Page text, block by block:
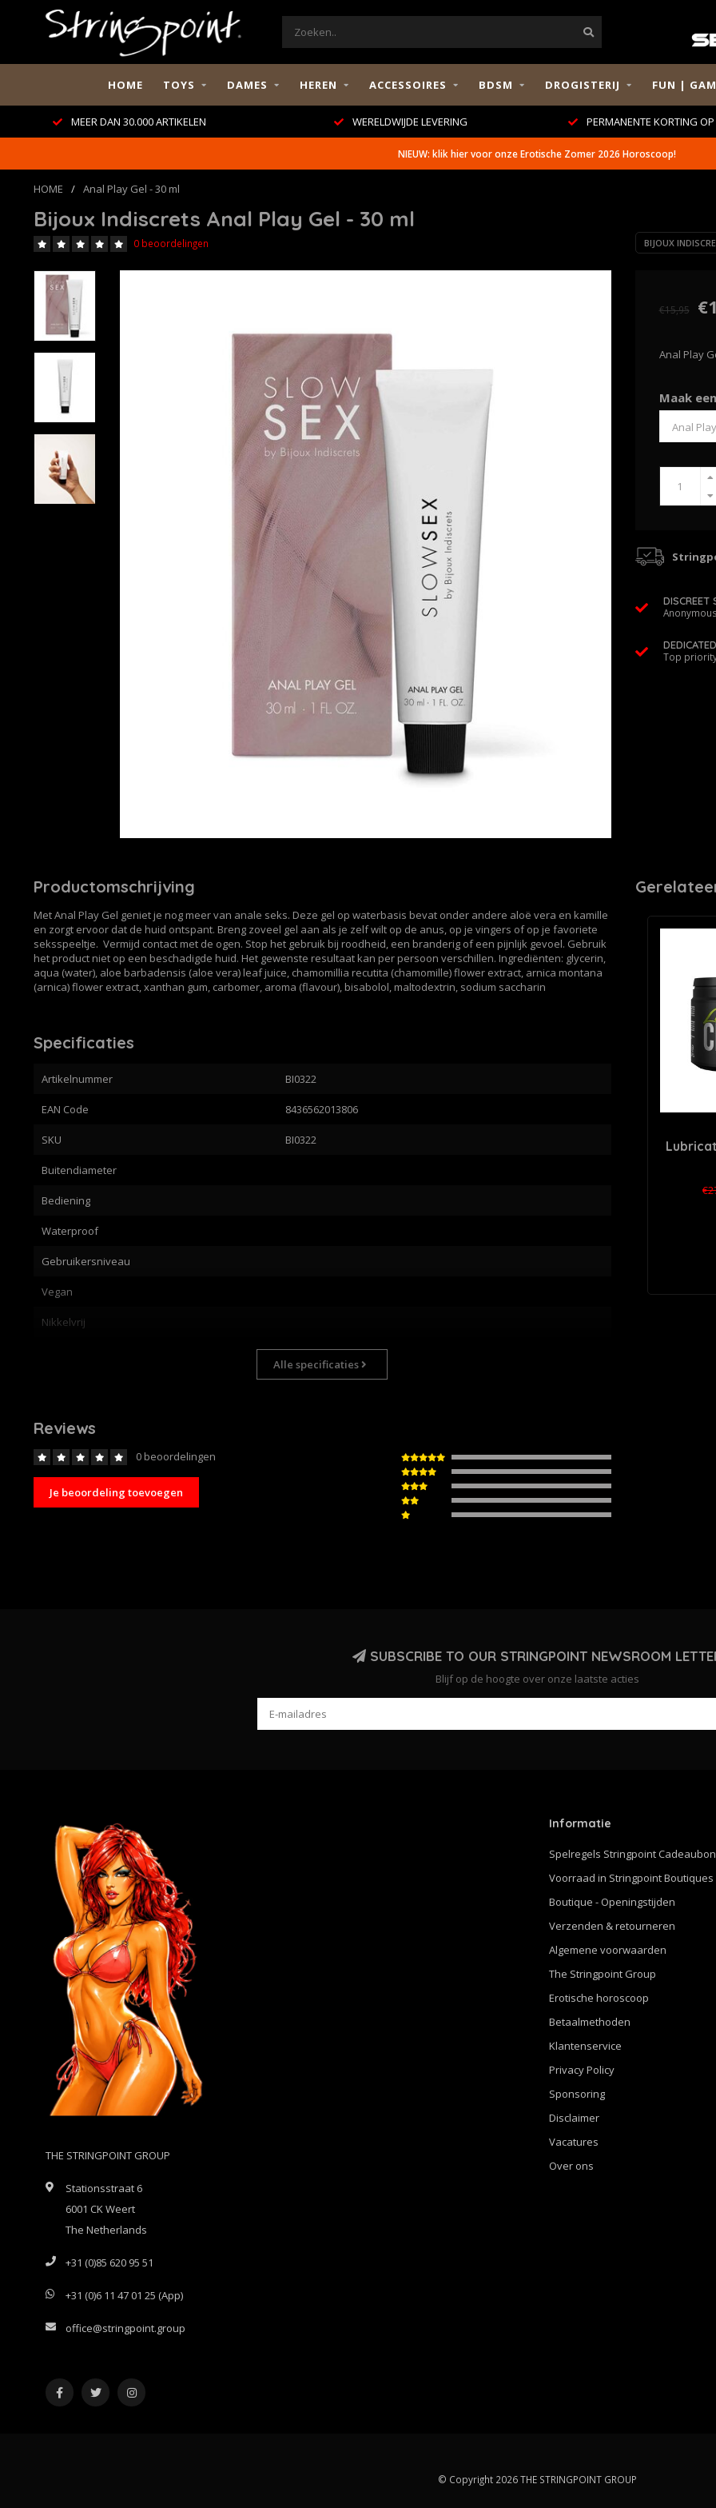
HOME TOYS DAMES HEREN ACCESSOIRES BDSM DROGISTERIJ FUN |
MEER DAN 30.000 ARTIKELEN WERELDWIJDE LEVERING PERMANENTE KORTING OP
NIEUW: klik hier voor onze Erotische Zomer 2026 Horoscoop!
HOME / Anal Play Gel - 30 ml
Bijoux Indiscrets Anal Play Gel - 30 ml
0 beoordelingen BIJOUX
€15,95
Anal Play
Maak
DISCREET
Top
Productomschrijving
Met Anal Play Gel geniet je nog meer van anale seks. Deze gel op waterbasis bevat onder andere aloë vera en kamille
en zorgt ervoor dat de huid ontspant. Breng zoveel gel aan als je zelf wilt op de anus, op je vingers of op je favoriete
seksspeeltje. Vermijd contact met de ogen. Stop het gebruik bij roodheid, een branderig of een pijnlijk gevoel. Gebruik
het product niet op een beschadigde huid. Het gewenste resultaat kan per persoon verschillen. Ingrediënten: glycerin,
aqua (water), aloe barbadensis (aloe vera) leaf juice, chamomillia recutita (chamomille) flower extract, arnica montana
(arnica) flower extract, xanthan gum, carbomer, aroma (flavour), bisabolol, maltodextrin, sodium saccharin
Specificaties
Artikelnummer BI0322
EAN Code 8436562013806
SKU BI0322
Buitendiameter
Bediening
Waterproof
Gebruikersniveau
Vegan
Nikkelvrij
Alle specificaties
Reviews
0 beoordelingen
Je beoordeling toevoegen
SUBSCRIBE TO OUR STRINGPOINT NEWSROOM
Blijf op de hoogte over onze laatste acties
THE STRINGPOINT GROUP
Stationsstraat 6
6001 CK Weert
The Netherlands
+31 (0)85 620 95 51
+31 (0)6 11 47 01 25 (App)
office@stringpoint.group
Informatie
Spelregels Stringpoint
Voorraad in Stringpoint Boutiques
Boutique - Openingstijden
Verzenden & retourneren
Algemene voorwaarden
The Stringpoint Group
Erotische horoscoop
Betaalmethoden
Klantenservice
Privacy Policy
Sponsoring
Disclaimer
Vacatures
Over ons
© Copyright 2026 THE STRINGPOINT GROUP